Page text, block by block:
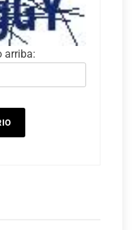
arriba: